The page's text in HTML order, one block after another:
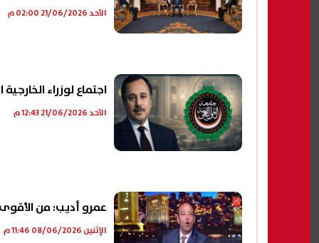
الأحد 21/06/2026 02:00 م
اجتماع لوزراء
الأحد 21/06/2026 12:43 م
عمرو أديب: من
الإثنين 08/06/2026 11:46 م